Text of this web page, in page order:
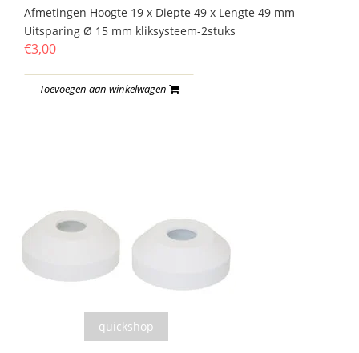
Afmetingen Hoogte 19 x Diepte 49 x Lengte 49 mm
Uitsparing Ø 15 mm kliksysteem-2stuks
€3,00
Toevoegen aan winkelwagen
quickshop